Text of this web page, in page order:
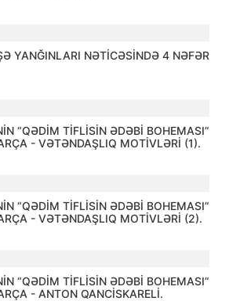
YANĞINLARI NƏTİCƏSİNDƏ 4 NƏFƏR
“QƏDİM TİFLİSİN ƏDƏBİ BOHEMASI”
- VƏTƏNDAŞLIQ MOTİVLƏRİ (1).
“QƏDİM TİFLİSİN ƏDƏBİ BOHEMASI”
- VƏTƏNDAŞLIQ MOTİVLƏRİ (2).
“QƏDİM TİFLİSİN ƏDƏBİ BOHEMASI”
- ANTON QANCİSKARELİ.